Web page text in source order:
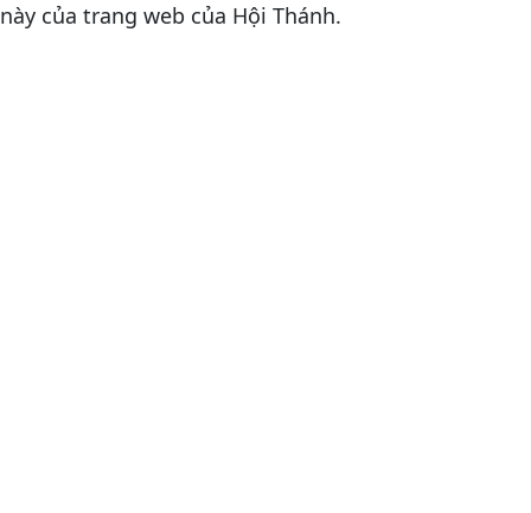
này của trang web của Hội Thánh.